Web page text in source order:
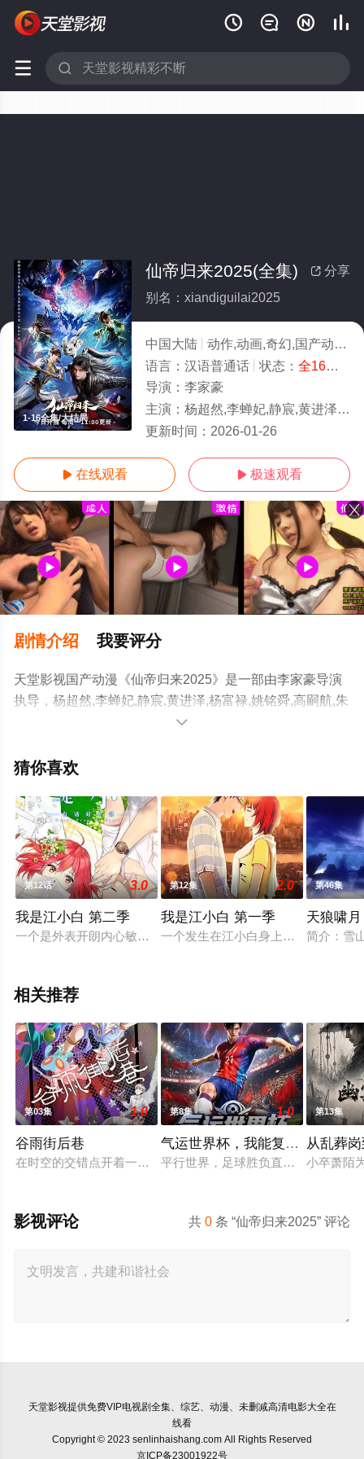
   
 
1-16全集/大结局
 分享
仙帝归来2025(全集)
别名：xiandiguilai2025
中国大陆 动作,动画,奇幻,国产动漫
语言： 汉语普通话 状态： 全16集
导演： 李家豪
主演： 杨超然,李蝉妃,静宸,黄进泽,杨富禄,姚铭舜,高嗣航,朱泓熹,李星泽,王冰甜,郭若林,陆泊云,桑毓泽,张桐铭,王和奕,王维帅,刘飞,刘英杰
更新时间： 2026-01-26
 在线观看  极速观看
剧情介绍 我要评分
天堂影视国产动漫《仙帝归来2025》是一部由李家豪导演
执导，杨超然,李蝉妃,静宸,黄进泽,杨富禄,姚铭舜,高嗣航,朱
泓熹,李星泽,王冰甜,郭若林,陆泊云,桑毓泽,张桐铭,王和奕,
局剧情已揭晓（1-16全集），手机免费观看高清无删减完
瓣动漫、电视猫或剧情网等平台了解。

猜你喜欢
第12话 3.0
我是江小白 第二季
一个是外表开朗内心敏感的作家，一个是外表稳重内心狂热的
第12集 2.0
我是江小白 第一季
一个发生在江小白身上的故事：一段
第46集
天狼啸月
简介：雪
相关推荐
第03集 1.0
谷雨街后巷
在时空的交错点开着一间酒馆——谷雨街后巷。 无论城市的角落
第8集 1.0
气运世界杯，我能复制所有球星
平行世界，足球胜负直接绑定国运。
第13集
从乱葬
小卒萧陌
共0 条 “仙帝归来2025” 评论
影视评论
天堂影视提供免费VIP电视剧全集、综艺、动漫、未删减高清电影大全在
线看
Copyright © 2023 senlinhaishang.com All Rights Reserved
京ICP备23001922号